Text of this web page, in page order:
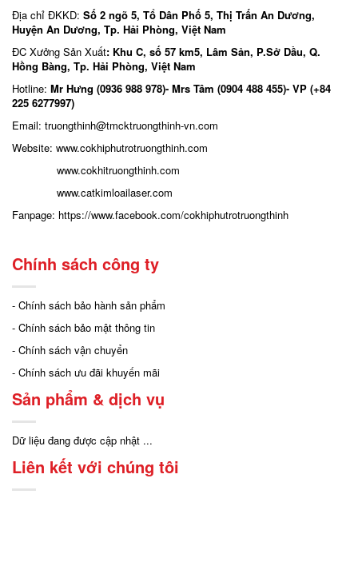
Địa chỉ ĐKKD: Số 2 ngõ 5, Tổ Dân Phố 5, Thị Trấn An Dương,
Huyện An Dương, Tp. Hải Phòng, Việt Nam
ĐC Xưởng Sản Xuất: Khu C, số 57 km5, Lâm Sản, P.Sở Dầu, Q.
Hồng Bàng, Tp. Hải Phòng, Việt Nam
Hotline: Mr Hưng (0936 988 978)- Mrs Tâm (0904 488 455)- VP (+84
225 6277997)
Email: truongthinh@tmcktruongthinh-vn.com
Website: www.cokhiphutrotruongthinh.com
www.cokhitruongthinh.com
www.catkimloailaser.com
Fanpage: https://www.facebook.com/cokhiphutrotruongthinh
Chính sách công ty
- Chính sách bảo hành sản phẩm
- Chính sách bảo mật thông tin
- Chính sách vận chuyển
- Chính sách ưu đãi khuyến mãi
Sản phẩm & dịch vụ
Dữ liệu đang được cập nhật ...
Liên kết với chúng tôi